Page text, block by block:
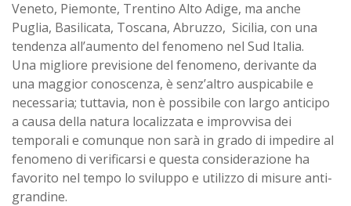
Veneto, Piemonte, Trentino Alto Adige, ma anche
Puglia, Basilicata, Toscana, Abruzzo, Sicilia, con una
tendenza all’aumento del fenomeno nel Sud Italia.
Una migliore previsione del fenomeno, derivante da
una maggior conoscenza, è senz’altro auspicabile e
necessaria; tuttavia, non è possibile con largo anticipo
a causa della natura localizzata e improvvisa dei
temporali e comunque non sarà in grado di impedire al
fenomeno di verificarsi e questa considerazione ha
favorito nel tempo lo sviluppo e utilizzo di misure anti-
grandine.